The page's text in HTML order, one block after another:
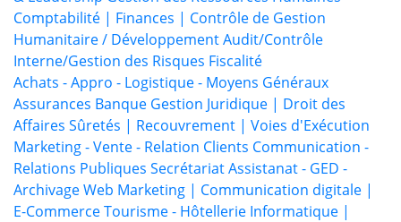
Comptabilité | Finances | Contrôle de Gestion
Humanitaire / DéveloppementAudit/Contrôle
Interne/Gestion des Risques Fiscalité
Achats - Appro - Logistique - Moyens Généraux
Assurances Banque Gestion Juridique | Droit des
Affaires Sûretés | Recouvrement | Voies d'Exécution
Marketing - Vente - Relation Clients Communication -
Relations Publiques Secrétariat Assistanat - GED -
ArchivageWeb Marketing | Communication digitale |
E-CommerceTourisme - Hôtellerie Informatique |